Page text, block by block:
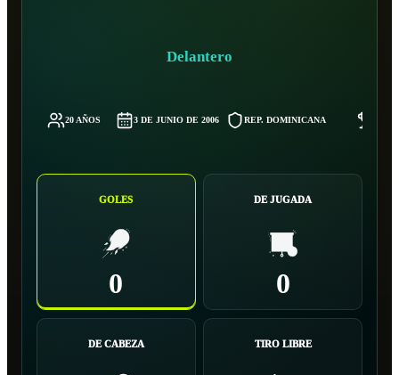
Delantero
20 AÑOS 3 DE JUNIO DE 2006 REP. DOMINICANA
GOLES
0
DE JUGADA
0
DE CABEZA TIRO LIBRE